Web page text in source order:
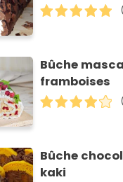
Bûche
framboises
Bûche
kaki